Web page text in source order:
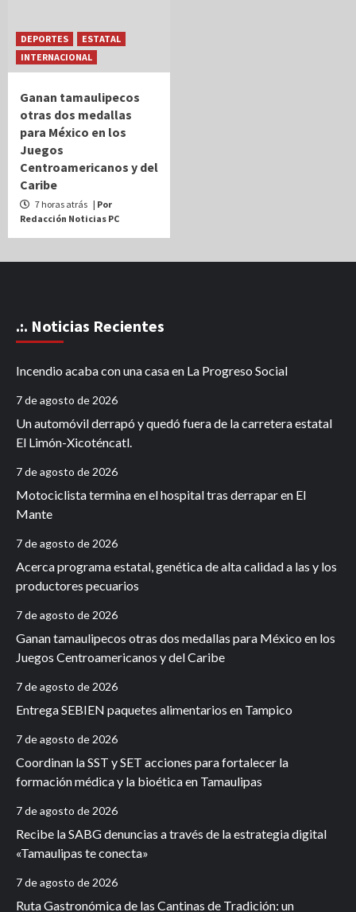
DEPORTES
ESTATAL
INTERNACIONAL
Ganan tamaulipecos
otras dos medallas
para México en los
Juegos
Centroamericanos y del
Caribe
7 horas atrás | Por
Redacción Noticias PC
.:. Noticias Recientes
Incendio acaba con una casa en La Progreso Social
7 de agosto de 2026
Un automóvil derrapó y quedó fuera de la carretera estatal
El Limón-Xicoténcatl.
7 de agosto de 2026
Motociclista termina en el hospital tras derrapar en El
Mante
7 de agosto de 2026
Acerca programa estatal, genética de alta calidad a las y los
productores pecuarios
7 de agosto de 2026
Ganan tamaulipecos otras dos medallas para México en los
Juegos Centroamericanos y del Caribe
7 de agosto de 2026
Entrega SEBIEN paquetes alimentarios en Tampico
7 de agosto de 2026
Coordinan la SST y SET acciones para fortalecer la
formación médica y la bioética en Tamaulipas
7 de agosto de 2026
Recibe la SABG denuncias a través de la estrategia digital
«Tamaulipas te conecta»
7 de agosto de 2026
Ruta Gastronómica de las Cantinas de Tradición: un